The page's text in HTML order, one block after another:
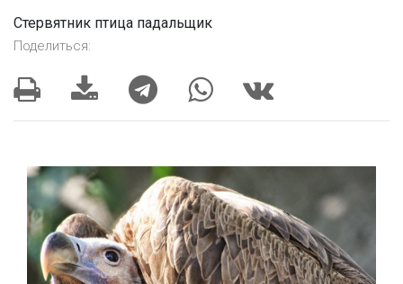
Стервятник птица падальщик
Поделиться: